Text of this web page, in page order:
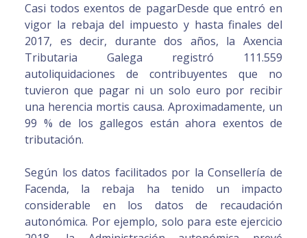
Casi todos exentos de pagarDesde que entró en
vigor la rebaja del impuesto y hasta finales del
2017, es decir, durante dos años, la Axencia
Tributaria Galega registró 111.559
autoliquidaciones de contribuyentes que no
tuvieron que pagar ni un solo euro por recibir
una herencia mortis causa. Aproximadamente, un
99 % de los gallegos están ahora exentos de
tributación.
Según los datos facilitados por la Consellería de
Facenda, la rebaja ha tenido un impacto
considerable en los datos de recaudación
autonómica. Por ejemplo, solo para este ejercicio